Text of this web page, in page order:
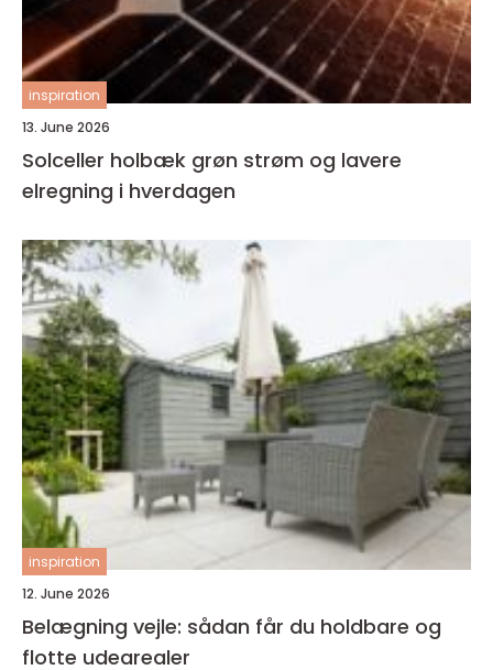
inspiration
13. June 2026
Solceller holbæk grøn strøm og lavere
elregning i hverdagen
inspiration
12. June 2026
Belægning vejle: sådan får du holdbare og
flotte udearealer